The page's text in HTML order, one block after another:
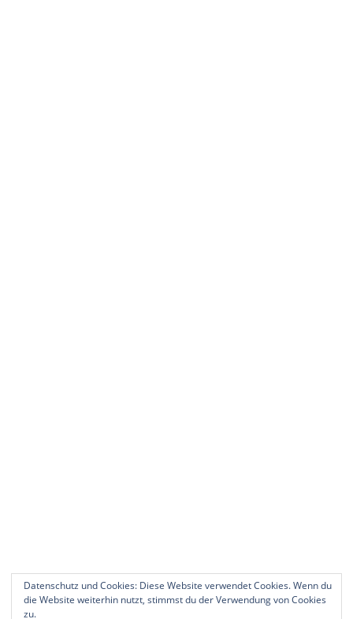
Datenschutz und Cookies: Diese Website verwendet Cookies. Wenn du
die Website weiterhin nutzt, stimmst du der Verwendung von Cookies
zu.